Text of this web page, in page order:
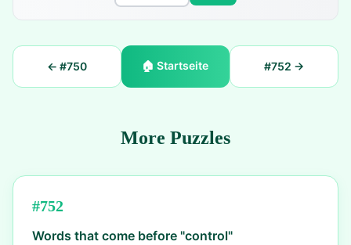
← #750 🏠Startseite #752 →
More Puzzles
#752
Words that come before "control"